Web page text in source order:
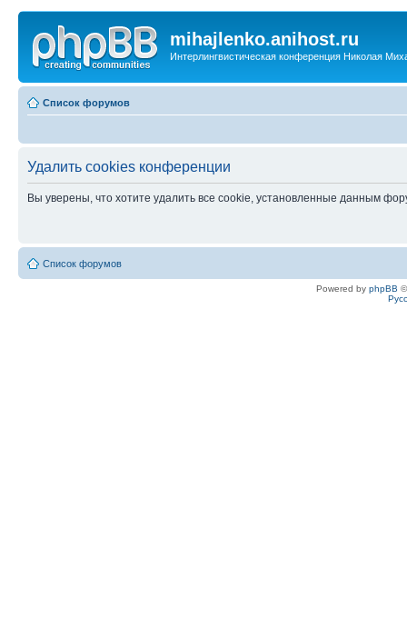
mihajlenko.anihost.ru
Интерлингвистическая конференция Николая
Список форумов
Удалить cookies конференции
Вы уверены, что хотите удалить все cookie, установленные данным
Список форумов
Powered by phpBB